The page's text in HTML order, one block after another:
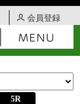
会員登録
5R